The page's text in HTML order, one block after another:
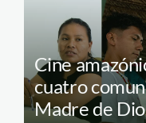
Cine
cuatro
Madre de